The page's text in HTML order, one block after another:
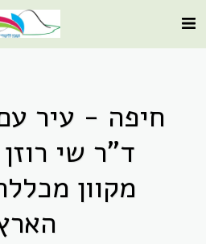
חיפה - עיר
ד"ר שי
מקוון